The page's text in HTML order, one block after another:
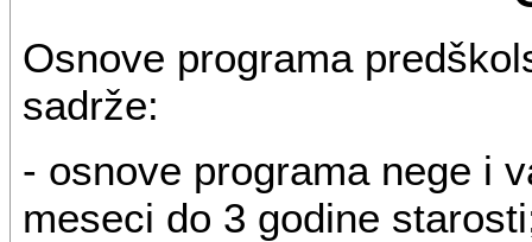
Osnove programa
sadrže:
- osnove programa nege i
meseci do 3 godine